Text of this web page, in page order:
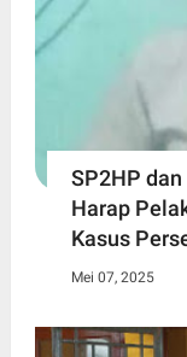
SP2HP
Harap
Kasus
Mei 07, 2025